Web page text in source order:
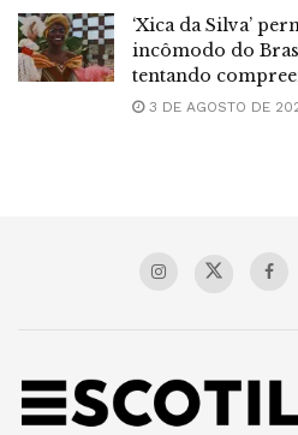
‘Xica da Silva’
incômodo do
tentando
3 DE AGOSTO DE